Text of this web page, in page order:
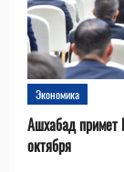
Экономика
Ашхабад примет
октября